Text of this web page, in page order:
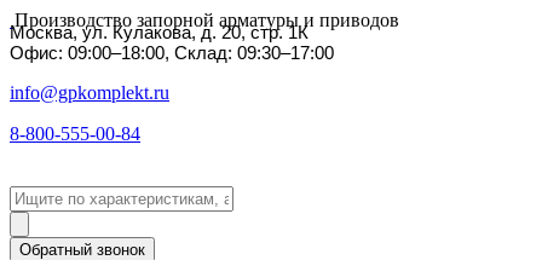
Производство запорной арматуры и приводов
Москва, ул. Кулакова, д. 20, стр. 1К
Офис: 09:00–18:00, Склад: 09:30–17:00
info@gpkomplekt.ru
8-800-555-00-84
Обратный звонок